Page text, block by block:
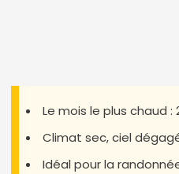
Le mois le plus chaud
Climat sec, ciel
Idéal pour la